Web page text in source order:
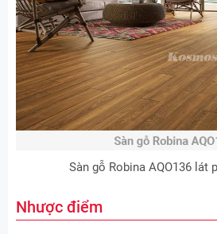
Sàn gỗ Robina AQO136 lát
Nhược điểm